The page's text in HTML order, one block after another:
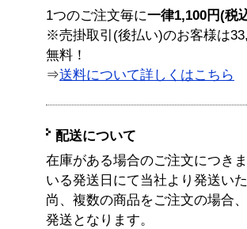
1つのご注文毎に一律1,100円(税
※売掛取引(後払い)のお客様は
無料！
⇒送料について詳しくはこちら
配送について
在庫がある場合のご注文につき
いる発送日にて当社より発送い
尚、複数の商品をご注文の場合
発送となります。